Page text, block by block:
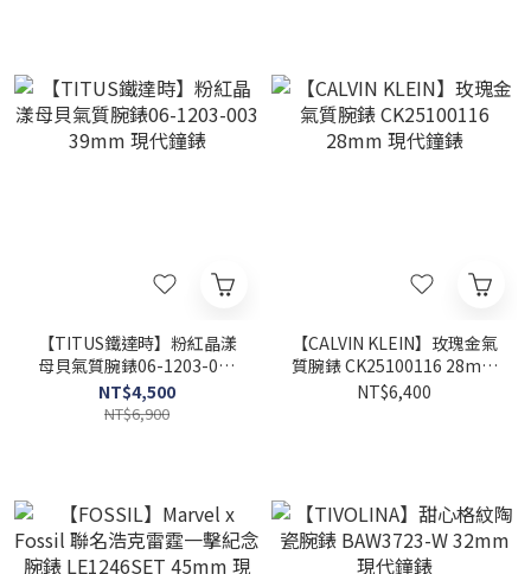
【TITUS鐵達時】粉紅晶漾
母貝氣質腕錶06-1203-003
39mm 現代鐘錶
NT$4,500
NT$6,900
【CALVIN KLEIN】玫瑰金氣
質腕錶 CK25100116 28mm
現代鐘錶
NT$6,400